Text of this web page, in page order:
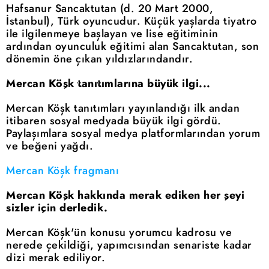
Hafsanur Sancaktutan (d. 20 Mart 2000,
İstanbul), Türk oyuncudur. Küçük yaşlarda tiyatro
ile ilgilenmeye başlayan ve lise eğitiminin
ardından oyunculuk eğitimi alan Sancaktutan, son
dönemin öne çıkan yıldızlarındandır.
Mercan Köşk tanıtımlarına büyük ilgi...
Mercan Köşk tanıtımları yayınlandığı ilk andan
itibaren sosyal medyada büyük ilgi gördü.
Paylaşımlara sosyal medya platformlarından yorum
ve beğeni yağdı.
Mercan Köşk fragmanı
Mercan Köşk hakkında merak ediken her şeyi
sizler için derledik.
Mercan Köşk'ün konusu yorumcu kadrosu ve
nerede çekildiği, yapımcısından senariste kadar
dizi merak ediliyor.